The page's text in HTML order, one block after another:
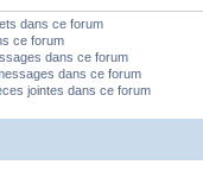
dans ce forum
ce forum
dans ce forum
dans ce forum
jointes dans ce forum